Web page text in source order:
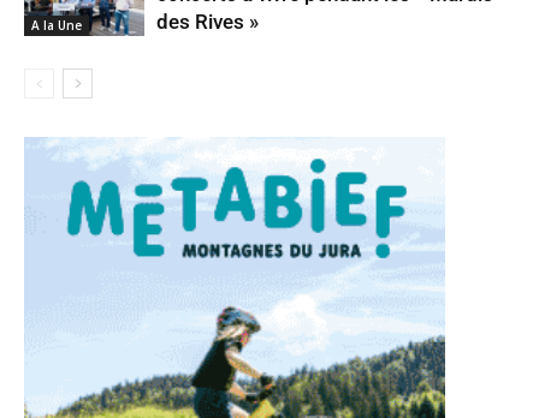
A la Une
des Rives »